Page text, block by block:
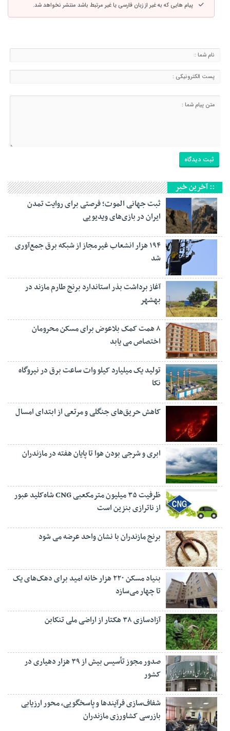
پیام هایی که به غیر از زبان فارسی یا غیر مرتبط باشد منتشر نخواهد شد.
:: آخرین خبر
ثبت جهانی الموت؛ فرصتی برای روایت تمدن
ایران در بازی‌های ویدیویی
۱۹۴ هزار انشعاب غیرمجاز از شبکه برق جمع‌آوری
شد
آغاز برداشت بذر استاندارد برنج طارم مازند در
بهشهر
۸ همت کمک بلاعوض برای مسکن محرومان
اختصاص می یابد
تولید یک میلیارد کیلو وات ساعت برق در نیروگاه
نکا
کاهش حریق‌های جنگلی و مرتعی از ابتدای امسال
ابری و شرجی بودن هوا تا پایان هفته در مازندران
ظرفیت ۳۵ میلیون مترمکعبی CNG شاه‌کلید عبور
از ناترازی بنزین است
برنج مازندران با نشان واحد عرضه می شود
بنیاد مسکن ۲۲۰ هزار خانه امید برای دهک‌های یک
تا چهار می‌سازد
آزادسازی ۳۸ هکتار از اراضی ملی تنکابن
صدور مجوز تأسیس بیش از ۳۹ هزار دهیاری در
کشور
شفاف‌سازی فرآیند‌ها و پاسخگویی، محور ارزیابی
بازرسی کشاورزی مازندران